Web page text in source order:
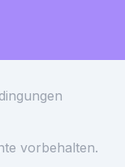
vorbehalten.